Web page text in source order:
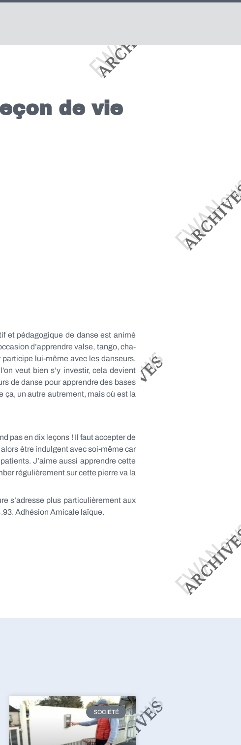
de vie
et pédagogique de danse est animé
d’apprendre valse, tango, cha-
lui-même avec les danseurs.
veut bien s’y investir, cela devient
de danse pour apprendre des bases
ça, un autre autrement, mais où est la
pas en dix leçons ! Il faut accepter de
être indulgent avec soi-même car
J’aime aussi apprendre cette
régulièrement sur cette pierre va la
s’adresse plus particulièrement aux
Adhésion Amicale laïque.
SOCIÉTÉ